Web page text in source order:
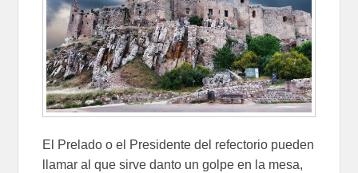
El Prelado o el Presidente del refectorio pueden
llamar al que sirve danto un golpe en la mesa,